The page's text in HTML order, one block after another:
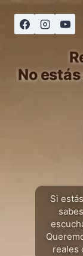
No
Si
reales